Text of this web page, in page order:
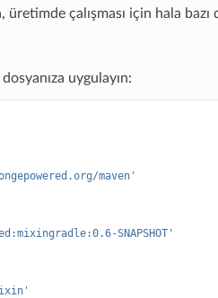
üretimde çalışması için hala
uygulayın:
maven'
SNAPSHOT'